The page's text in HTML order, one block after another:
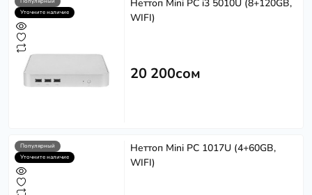
Уточните наличие
Неттоп Mini PC i3 5010U (8+120GB,
WIFI)
20 200сом
Популярный
Уточните наличие
Неттоп Mini PC 1017U (4+60GB,
WIFI)